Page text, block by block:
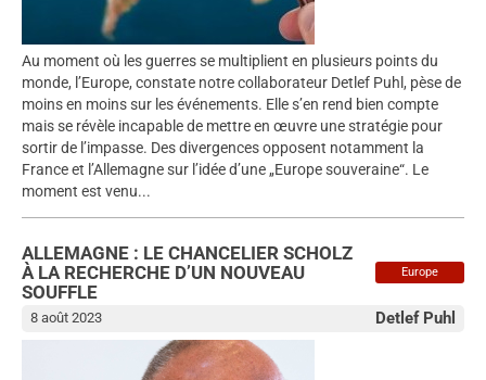
Au moment où les guerres se multiplient en plusieurs points du
monde, l’Europe, constate notre collaborateur Detlef Puhl, pèse de
moins en moins sur les événements. Elle s’en rend bien compte
mais se révèle incapable de mettre en œuvre une stratégie pour
sortir de l’impasse. Des divergences opposent notamment la
France et l’Allemagne sur l’idée d’une „Europe souveraine“. Le
moment est venu...
Europe
ALLEMAGNE : LE CHANCELIER SCHOLZ
À LA RECHERCHE D’UN NOUVEAU
SOUFFLE
Detlef Puhl
8 août 2023